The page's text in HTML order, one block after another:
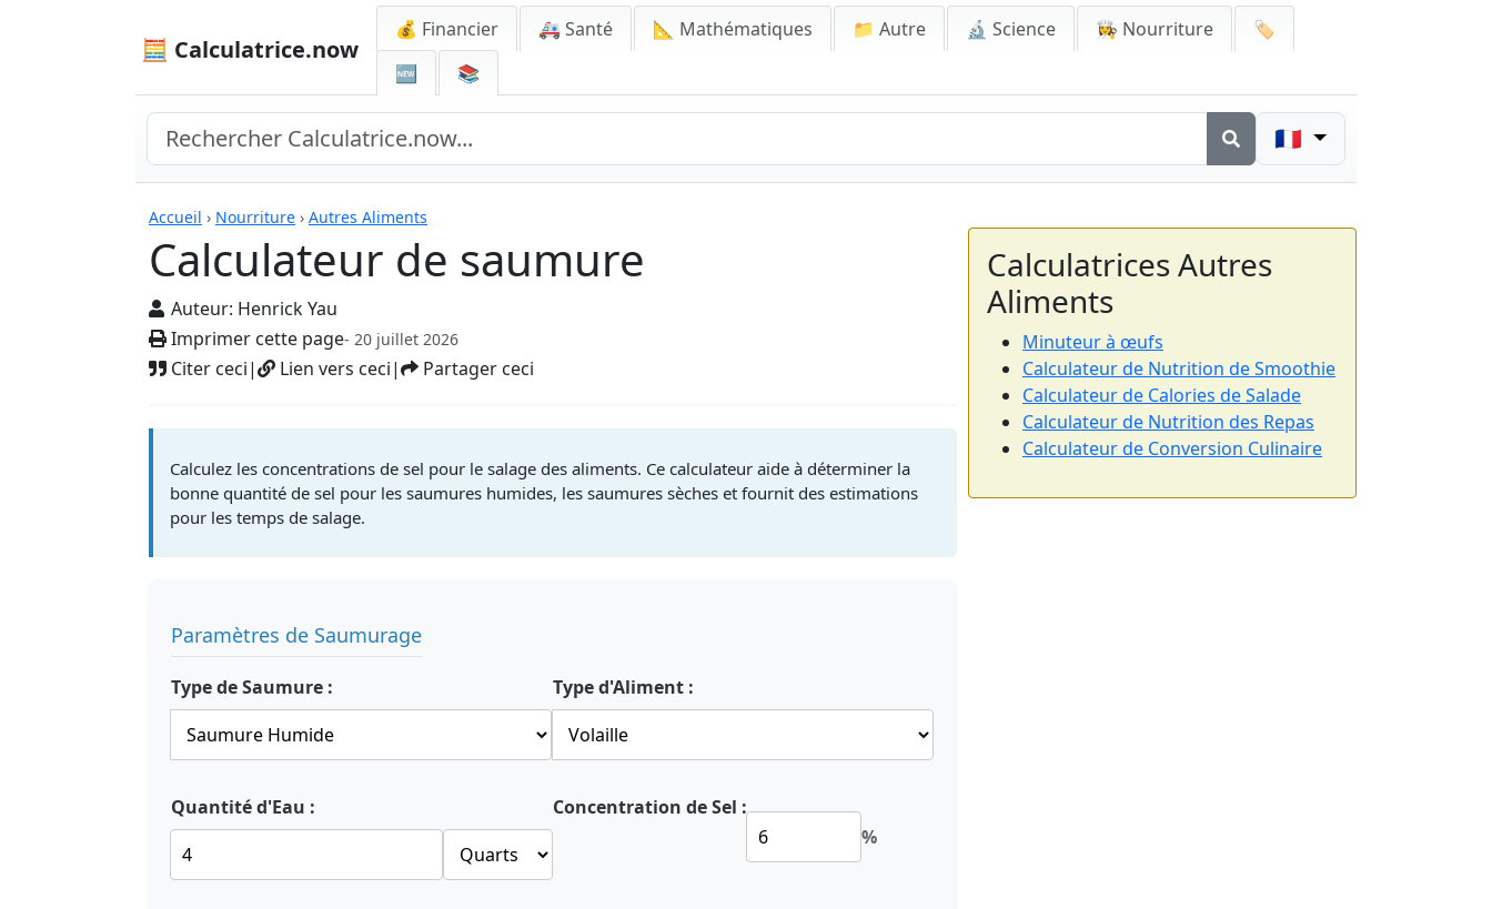
🧮 Calculatrice.now
💰 Financier 🚑 Santé 📐 Mathématiques 📁 Autre 🔬 Science 👩‍🍳 Nourriture
🏷️
🆕
📚
🇫🇷
Accueil › Nourriture › Autres Aliments
Calculateur de saumure
Auteur: Henrick Yau
Imprimer cette page- 20 juillet 2026
Citer ceci| Lien vers ceci| Partager ceci
Calculatrices
Calculez les concentrations de sel pour le salage des aliments. Ce calculateur aide à déterminer la
bonne quantité de sel pour les saumures humides, les saumures sèches et fournit des estimations
pour les temps de salage.
Paramètres de Saumurage
Type de Saumure : Type d'Aliment :
Quantité d'Eau :
Concentration de Sel :
%
Calculatrices Autres
Aliments
Minuteur à œufs
Calculateur de Nutrition de Smoothie
Calculateur de Calories de Salade
Calculateur de Nutrition des Repas
Calculateur de Conversion Culinaire